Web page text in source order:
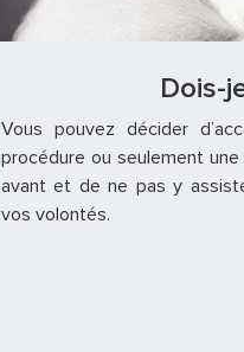
Dois-
Vous pouvez décider
procédure ou seulement
avant et de ne pas y
vos volontés.